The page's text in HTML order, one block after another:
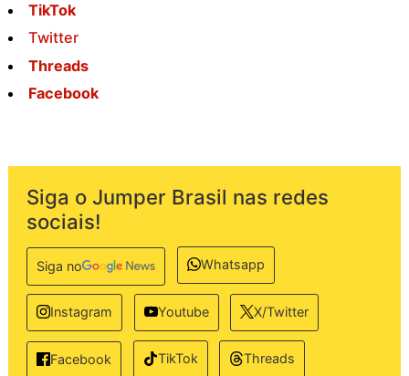
TikTok
Twitter
Threads
Facebook
Siga o Jumper Brasil nas redes
sociais!
Siga no Whatsapp
Instagram Youtube X/Twitter
Facebook TikTok Threads